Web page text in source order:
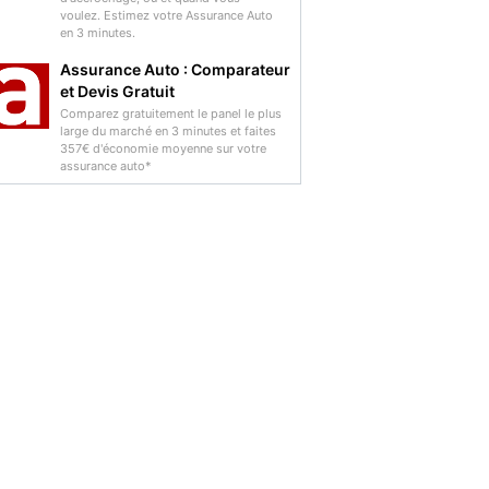
voulez. Estimez votre Assurance Auto
en 3 minutes.
Assurance Auto : Comparateur
et Devis Gratuit
Comparez gratuitement le panel le plus
large du marché en 3 minutes et faites
357€ d'économie moyenne sur votre
assurance auto*